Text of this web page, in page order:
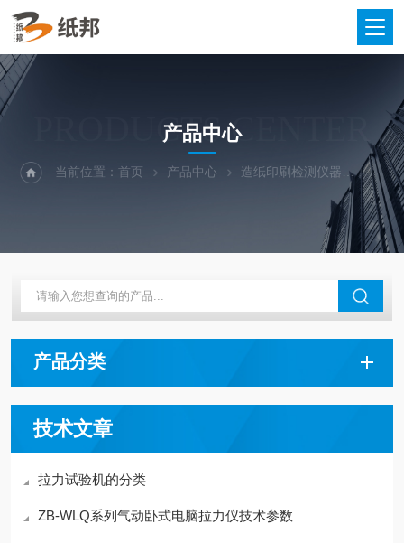
PRODUCTS CENTER
产品中心
当前位置：首页 产品中心 造纸印刷检测仪器 全自
产品分类
技术文章
拉力试验机的分类
ZB-WLQ系列气动卧式电脑拉力仪技术参数